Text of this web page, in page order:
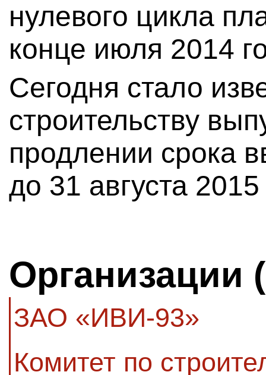
нулевого цикла
конце июля 2014
Сегодня стало
строительству
продлении срока
до 31 августа 2015
Организации
ЗАО «ИВИ-93»
Комитет по